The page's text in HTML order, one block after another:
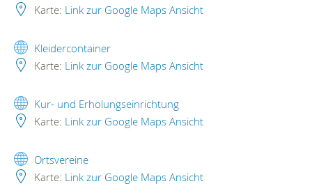
Karte: Link zur Google Maps Ansicht
Kleidercontainer
Karte: Link zur Google Maps Ansicht
Kur- und Erholungseinrichtung
Karte: Link zur Google Maps Ansicht
Ortsvereine
Karte: Link zur Google Maps Ansicht